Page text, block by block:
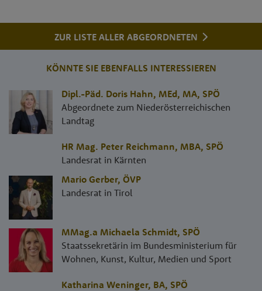
ZUR LISTE ALLER ABGEORDNETEN
KÖNNTE SIE EBENFALLS INTERESSIEREN
Dipl.-Päd. Doris Hahn, MEd, MA, SPÖ
Abgeordnete zum Niederösterreichischen
Landtag
HR Mag. Peter Reichmann, MBA, SPÖ
Landesrat in Kärnten
Mario Gerber, ÖVP
Landesrat in Tirol
MMag.a Michaela Schmidt, SPÖ
Staatssekretärin im Bundesministerium für
Wohnen, Kunst, Kultur, Medien und Sport
Katharina Weninger, BA, SPÖ